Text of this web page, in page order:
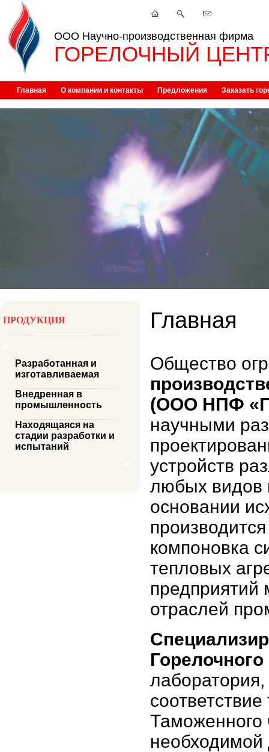
ООО Научно-производственная фирма
ГОРЕЛОЧНЫЙ
Главная О компании и контакты Предложения Заказать
ПРОДУКЦИЯ
Разработанная и
изготавливаемая
Внедренная в
промышленность
Находящаяся на
стадии разработки и
испытаний
Главная
Общество
(ООО НПФ
научными
устройств
любых видов
основании
компоновка
тепловых
предприятий
отраслей
Горелочного
Таможенного
необходимой